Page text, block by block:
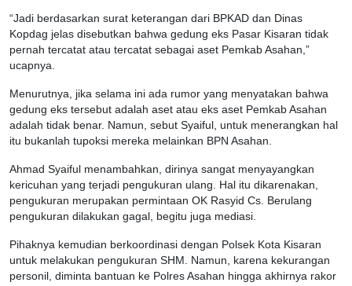
“Jadi berdasarkan surat keterangan dari BPKAD dan Dinas
Kopdag jelas disebutkan bahwa gedung eks Pasar Kisaran tidak
pernah tercatat atau tercatat sebagai aset Pemkab Asahan,”
ucapnya.
Menurutnya, jika selama ini ada rumor yang menyatakan bahwa
gedung eks tersebut adalah aset atau eks aset Pemkab Asahan
adalah tidak benar. Namun, sebut Syaiful, untuk menerangkan hal
itu bukanlah tupoksi mereka melainkan BPN Asahan.
Ahmad Syaiful menambahkan, dirinya sangat menyayangkan
kericuhan yang terjadi pengukuran ulang. Hal itu dikarenakan,
pengukuran merupakan permintaan OK Rasyid Cs. Berulang
pengukuran dilakukan gagal, begitu juga mediasi.
Pihaknya kemudian berkoordinasi dengan Polsek Kota Kisaran
untuk melakukan pengukuran SHM. Namun, karena kekurangan
personil, diminta bantuan ke Polres Asahan hingga akhirnya rakor